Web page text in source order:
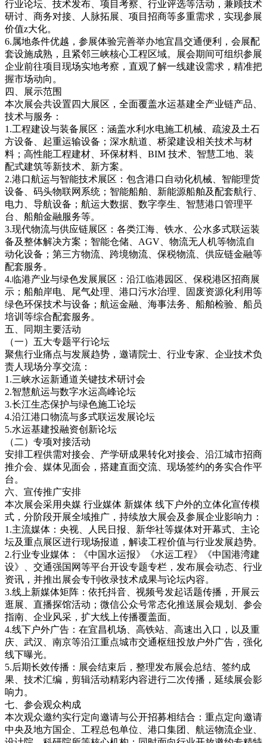
行业论坛、技术发布、项目考察、行业评选等活动，兼顾技术
研讨、商务对接、人脉拓展、项目招商等多重需求，实现参展
价值z大化。
6.属地条件优越，参展体验完善举办地宜昌交通便利，会展配
套设施成熟，且紧邻三峡核心工程区域。展会期间可组织参展
企业前往项目现场实地考察，直观了解一线建设需求，精准把
握市场动向。
四、展示范围
本次展会共设置四大展区，全面覆盖水运基建全产业链产品、
技术与服务：
1.工程建设与装备展区：涵盖水利水电施工机械、疏浚及土石
方设备、起重运输设备；深水航道、桥梁建设相关技术与材
料；高性能工程建材、环保材料、BIM 技术、智慧工地、装
配式建筑等新技术、新方案。
2.港口航运与智能技术展区：包含港口自动化机械、智能理货
设备、码头物联网系统；智能船舶、新能源船舶及配套航行、
电力、导航设备；航运大数据、数字孪生、智慧港口管理平
台、船舶金融服务等。
3.现代物流与供应链展区：各类江海、铁水、公水多式联运装
备及整体解决方案；智能仓储、AGV、物流无人机等物流自
动化设备；第三方物流、跨境物流、保税物流、供应链金融等
配套服务。
4.临港产业与绿色发展展区：沿江临港园区、保税港区招商展
示；船舶岸电、尾气处理、港口污水治理、固废资源化利用等
绿色环保技术与设备；航运金融、海事法务、船舶检验、船员
培训等综合配套服务。
五、同期主要活动
（一）五大专题平行论坛
聚焦行业痛点与发展趋势，邀请院士、行业专家、企业技术负
责人现场分享交流：
1.三峡水运新通道关键技术研讨会
2.智慧航运与数字水运高峰论坛
3.长江生态保护与绿色施工论坛
4.沿江港口物流与多式联运发展论坛
5.水运基建投融资创新论坛
（二）专项对接活动
安排工程供需对接会、产学研成果转化对接会、沿江城市招商
推介会、媒体见面会，搭建直面交流、现场签约的务实合作平
台。
六、宣传推广安排
本次展会采用央媒 行业媒体 新媒体 线下户外的立体化宣传模
式，分阶段开展全域推广，持续放大展会及参展企业影响力：
1.主流媒体：央视、人民日报、新华社等媒体对开幕式、主论
坛及重点展区进行现场报道，解读工程价值与行业发展趋势。
2.行业专业媒体：《中国水运报》《水运工程》《中国港湾建
设》、交通强国网等平台开设专题专栏，发布展会动态、行业
资讯，并推出展会专刊收录技术成果与论坛内容。
3.线上新媒体矩阵：依托抖音、视频号发起话题传播，开展云
逛展、直播探馆活动；微信公众号常态化推送展会规划、参会
指南、企业风采，扩大线上传播覆盖面。
4.线下户外广告：在宜昌机场、高铁站、高速出入口，以及重
庆、武汉、南京等沿江重点城市交通枢纽投放户外广告，强化
线下曝光。
5.后期长效传播：展会结束后，整理发布展会总结、签约成
果、技术汇编，剪辑活动精彩内容进行二次传播，延续展会影
响力。
七、参会观众构成
本次观众邀约实行定向邀请与公开招募相结合：重点定向邀请
中央及地方国企、工程总包单位、港口集团、航运物流企业、